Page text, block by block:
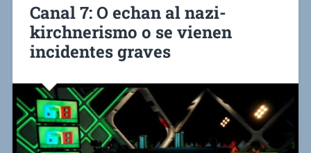
Canal 7: O echan al nazi-
kirchnerismo o se vienen
incidentes graves